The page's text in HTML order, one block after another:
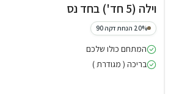
וילה (5 חד') בחד נס
20% הנחת דקה 90
המתחם כולו שלכם
בריכה ( מגודרת )